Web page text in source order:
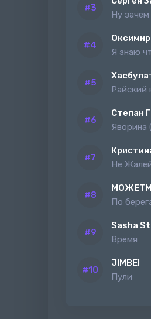
Ну зачем
Райский
Степан
Яворина
Не
По
Sasha
Время
JIMBEI
Пули